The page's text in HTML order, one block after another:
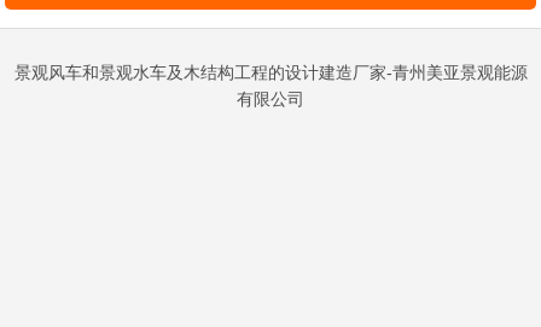
景观风车和景观水车及木结构工程的设计建造厂家-青州美亚景观能源
有限公司